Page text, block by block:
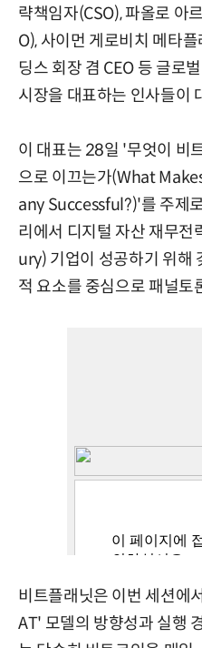
략책임자(CSO), 파올로 아
O), 사이먼 게로비치 메타
딩스 회장 겸 CEO 등 글로
시장을 대표하는 인사들이
이 대표는 28일 '무엇이 비
으로 이끄는가(What
any Successful?)'를 주제
리에서 디지털 자산 재무
ury) 기업이 성공하기 위해
적 요소를 중심으로 패널토
비트플래닛은 이번 세션에
AT' 모델의 방향성과 실행